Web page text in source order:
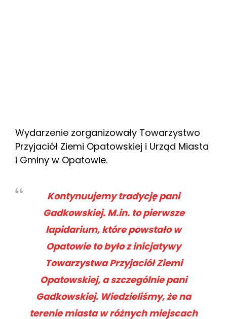
Wydarzenie zorganizowały Towarzystwo
Przyjaciół Ziemi Opatowskiej i Urząd Miasta
i Gminy w Opatowie.
Kontynuujemy tradycję pani
Gadkowskiej. M.in. to pierwsze
lapidarium, które powstało w
Opatowie to było z inicjatywy
Towarzystwa Przyjaciół Ziemi
Opatowskiej, a szczególnie pani
Gadkowskiej. Wiedzieliśmy, że na
terenie miasta w różnych miejscach